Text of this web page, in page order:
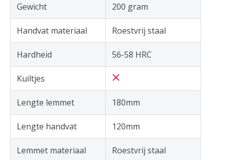
Gewicht 200 gram
Handvat materiaal Roestvrij staal
Hardheid 56-58 HRC
Kuiltjes
Lengte lemmet 180mm
Lengte handvat 120mm
Lemmet materiaal Roestvrij staal